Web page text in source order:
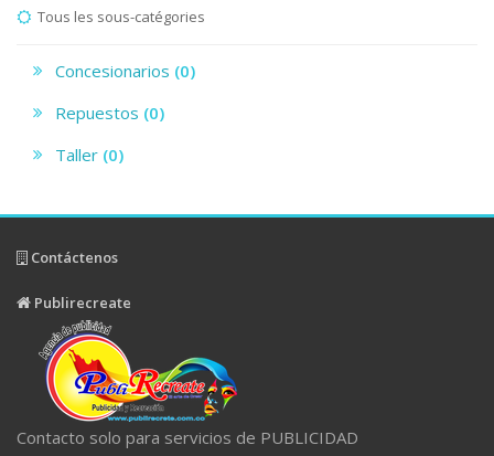
Tous les sous-catégories
Concesionarios
(0)
Repuestos
(0)
Taller
(0)
Contáctenos
Publirecreate
Contacto solo para servicios de PUBLICIDAD